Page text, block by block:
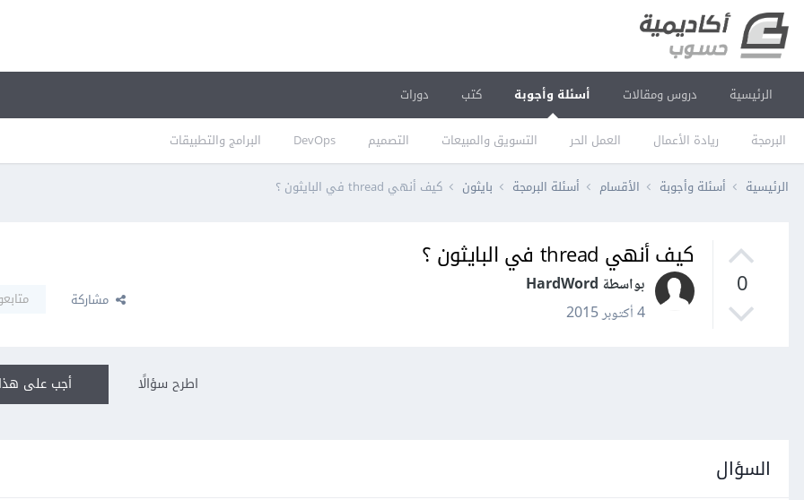
الرئيسية دروس ومقالات أسئلة وأجوبة
البرمجة ريادة الأعمال العمل الحر التسويق والمبيعات التصميم DevOps البرامج والتطبيقات
كتب دورات
الرئيسية أسئلة وأجوبة الأقسام أسئلة البرمجة بايثون كيف أنهي thread في البايثون ؟
0
كيف أنهي thread في البايثون ؟
بواسطة HardWord
4 أكتوبر 2015
مشاركة
أجب على اطرح سؤالًا
السؤال